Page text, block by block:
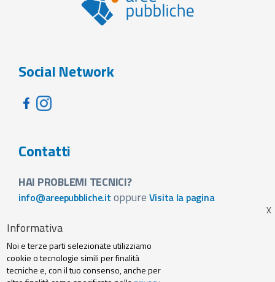
Social Network
Contatti
HAI PROBLEMI TECNICI?
info@areepubbliche.it oppure Visita la pagina
Visita la pagina
Footer
Web agency Privacy policy e cookie
Informativa
Noi e terze parti selezionate utilizziamo
cookie o tecnologie simili per finalità
tecniche e, con il tuo consenso, anche per